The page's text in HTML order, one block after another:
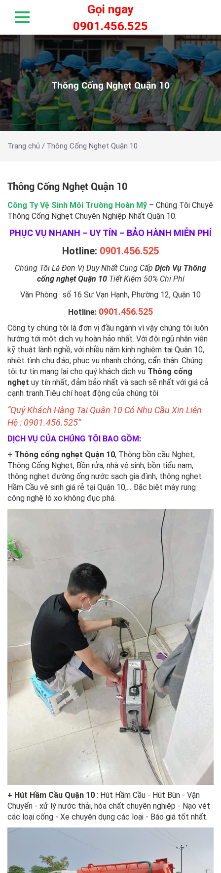
Gọi ngay
0901.456.525
Thông Cống Nghẹt Quận 10
Trang chủ / Thông Cống Nghẹt Quận 10
Thông Cống Nghẹt Quận 10
Công Ty Vệ Sinh Môi Trường Hoàn Mỹ – Chúng Tôi Chuyê
Thông Cống Nghẹt Chuyên Nghiệp Nhất Quận 10.
PHỤC VỤ NHANH – UY TÍN – BẢO HÀNH MIỄN PHÍ
Hotline: 0901.456.525
Chúng Tôi Là Đơn Vị Duy Nhất Cung Cấp Dịch Vụ Thông
cống nghẹt Quận 10Tiết Kiệm 50% Chi Phí
Văn Phòng : số 16 Sư Vạn Hạnh, Phường 12, Quận 10
Hotline: 0901.456.525
Công ty chúng tôi là đơn vị đầu ngành vì vậy chúng tôi luôn
hướng tới một dịch vụ hoàn hảo nhất. Với đội ngũ nhân viên
kỹ thuật lành nghề, với nhiều năm kinh nghiệm tại Quận 10,
nhiệt tình chu đáo, phục vụ nhanh chóng, cẩn thận. Chúng
tôi tự tin mang lại cho quý khách dịch vụ Thông cống
nghẹt uy tín nhất, đảm bảo nhất và sạch sẽ nhất với giá cả
cạnh tranh.Tiêu chí hoạt động của chúng tôi
“Quý Khách Hàng Tại Quận 10 Có Nhu Cầu Xin Liên
Hệ : 0901.456.525”
DỊCH VỤ CỦA CHÚNG TÔI BAO GỒM:
+ Thông cống nghẹt Quận 10, Thông bồn cầu Nghẹt,
Thông Cống Nghẹt, Bồn rửa, nhà vệ sinh, bồn tiểu nam,
thông nghẹt đường ống nước sạch gia đình, thông nghẹt
Hầm Cầu vệ sinh giá rẻ tại Quận 10,... Đặc biệt máy rung
công nghệ lò xo không đục phá.
+ Hút Hầm Cầu Quận 10 : Hút Hầm Cầu - Hút Bùn - Vận
Chuyển - xử lý nước thải, hóa chất chuyên nghiệp - Nạo vét
các loại cống - Xe chuyên dụng các loại - Báo giá tốt nhất.